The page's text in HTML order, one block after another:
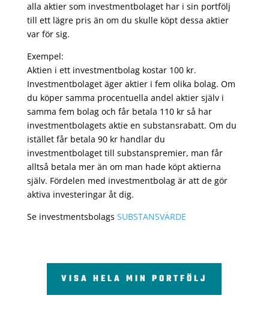
alla aktier som investmentbolaget har i sin portfölj
till ett lägre pris än om du skulle köpt dessa aktier
var för sig.
Exempel:
Aktien i ett investmentbolag kostar 100 kr.
Investmentbolaget äger aktier i fem olika bolag. Om
du köper samma procentuella andel aktier själv i
samma fem bolag och får betala 110 kr så har
investmentbolagets aktie en substansrabatt. Om du
istället får betala 90 kr handlar du
investmentbolaget till substanspremier, man får
alltså betala mer än om man hade köpt aktierna
själv. Fördelen med investmentbolag är att de gör
aktiva investeringar åt dig.
Se investmentsbolags SUBSTANSVÄRDE
VISA HELA MIN PORTFÖLJ